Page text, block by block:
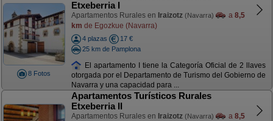
8 Fotos
Etxeberria I
Apartamentos Rurales en Iraizotz (Navarra) a 8,5
km de Egozkue (Navarra)
4 plazas
17 €
25 km de Pamplona
El apartamento I tiene la Categoría Oficial de 2 llaves
otorgada por el Departamento de Turismo del Gobierno de
Navarra y una capacidad para ...
Apartamentos Turísticos Rurales
Etxeberria II
Apartamentos Rurales en Iraizotz (Navarra) a 8,5